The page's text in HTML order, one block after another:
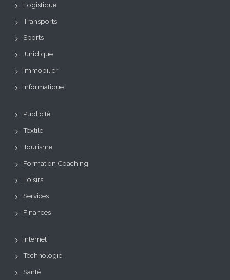
Logistique
Transports
Sports
Juridique
Immobilier
Informatique
Publicité
Textile
Tourisme
Formation Coaching
Loisirs
Services
Finances
Internet
Technologie
Santé